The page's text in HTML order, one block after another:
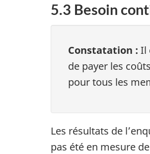
5.3 Besoin
Constatation : Il
de payer les
pour tous les
Les résultats de
pas été en mesure